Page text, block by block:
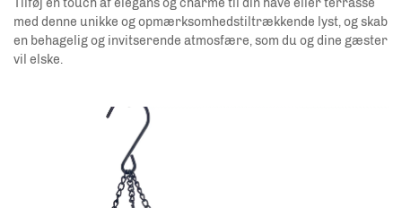
med denne unikke og opmærksomhedstiltrækkende lyst, og skab
en behagelig og invitserende atmosfære, som du og dine gæster
vil elske.